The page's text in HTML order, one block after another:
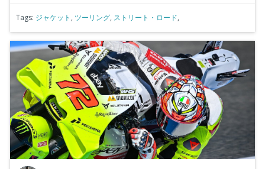
Tags: ジャケット , ツーリング, ストリート・ロード,